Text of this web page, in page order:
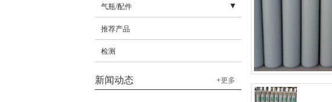
- 工业气体
- 高纯气体
- 混合气体
- 标准气体
- 氨水
- 蚀刻液
气瓶/配件
- 高压管
- 防震圈
- 瓶帽
推荐产品
检测
新闻动态 +更多